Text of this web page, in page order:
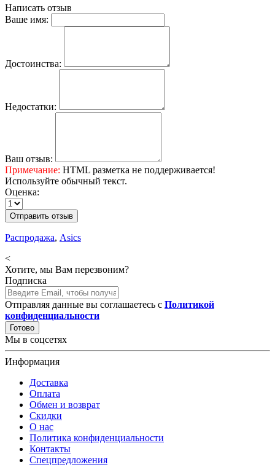
Написать отзыв
Ваше имя:
Достоинства:
Недостатки:
Ваш отзыв:
Примечание: HTML разметка не поддерживается!
Используйте обычный текст.
Оценка:
Отправить отзыв
Распродажа, Asics
<
Хотите, мы Вам перезвоним?
Подписка
Отправляя данные вы соглашаетесь с Политикой
конфиденциальности
Готово
Мы в соцсетях
Информация
Доставка
Оплата
Обмен и возврат
Скидки
О нас
Политика конфиденциальности
Контакты
Спецпредложения